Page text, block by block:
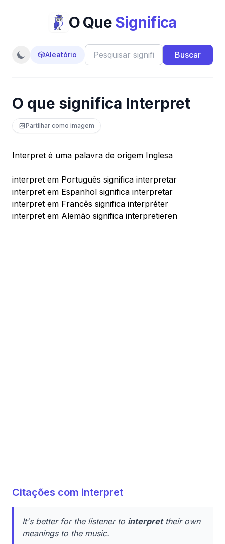
O QueSignifica
🎲Aleatório Buscar
O que significa Interpret
Partilhar como imagem
Interpret é uma palavra de origem Inglesa
interpret em Português significa interpretar
interpret em Espanhol significa interpretar
interpret em Francês significa interpréter
interpret em Alemão significa interpretieren
Citações com interpret
It's better for the listener to interprettheir own
meanings to the music.